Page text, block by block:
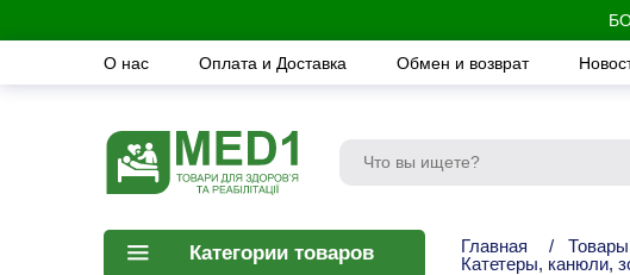
О нас Оплата и Доставка Обмен и возврат
Категории товаров Главная / Товары
Катетеры, канюли,